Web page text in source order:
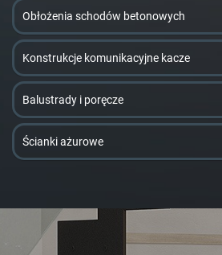
Obłożenia schodów betonowych
Konstrukcje komunikacyjne kacze
Balustrady i poręcze
Ścianki ażurowe